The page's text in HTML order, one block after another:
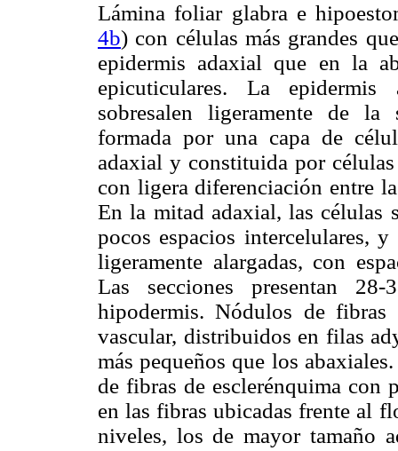
Lámina foliar glabra e
4b) con células más grandes
epidermis adaxial que en la
epicuticulares. La
sobresalen ligeramente de
formada por una capa de
adaxial y constituida por
con ligera diferenciación entre
En la mitad adaxial, las células
pocos espacios intercelulares,
ligeramente alargadas, con
Las secciones presentan
hipodermis. Nódulos de fibras
vascular, distribuidos en filas
más pequeños que los
de fibras de esclerénquima con
en las fibras ubicadas frente al
niveles, los de mayor tamaño